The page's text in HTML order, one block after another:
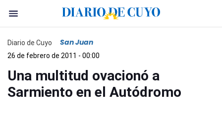
Diario de Cuyo San Juan
26 de febrero de 2011 - 00:00
Una multitud ovacionó a
Sarmiento en el Autódromo